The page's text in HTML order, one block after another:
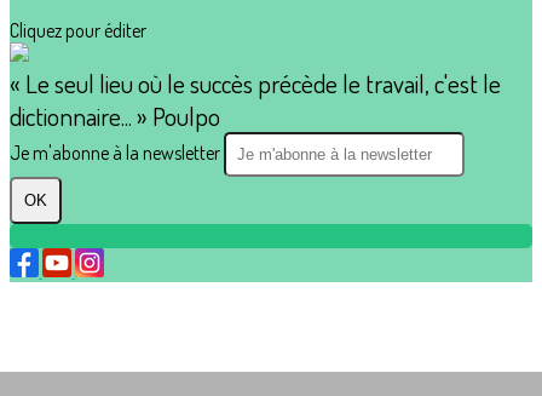
Cliquez pour éditer
« Le seul lieu où le succès précède le travail, c'est le
dictionnaire... » Poulpo
Je m'abonne à la newsletter
OK